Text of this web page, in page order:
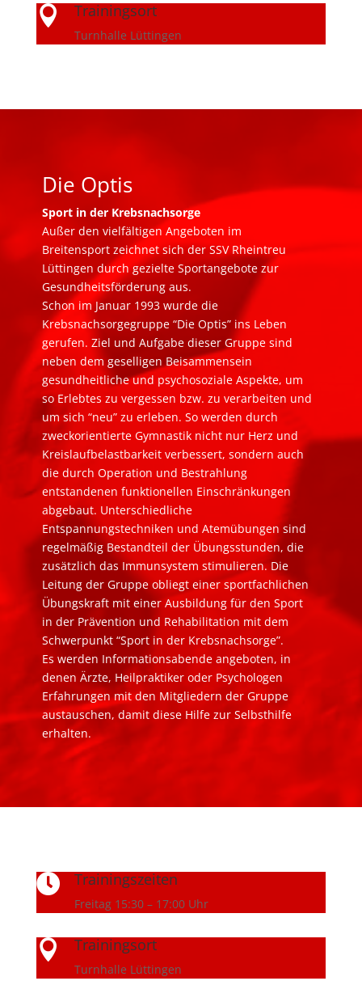
 Trainingsort
Turnhalle Lüttingen
Die Optis
Sport in der Krebsnachsorge
Außer den vielfältigen Angeboten im
Breitensport zeichnet sich der SSV Rheintreu
Lüttingen durch gezielte Sportangebote zur
Gesundheitsförderung aus.
Schon im Januar 1993 wurde die
Krebsnachsorgegruppe “Die Optis” ins Leben
gerufen. Ziel und Aufgabe dieser Gruppe sind
neben dem geselligen Beisammensein
gesundheitliche und psychosoziale Aspekte, um
so Erlebtes zu vergessen bzw. zu verarbeiten und
um sich “neu” zu erleben. So werden durch
zweckorientierte Gymnastik nicht nur Herz und
Kreislaufbelastbarkeit verbessert, sondern auch
die durch Operation und Bestrahlung
entstandenen funktionellen Einschränkungen
abgebaut. Unterschiedliche
Entspannungstechniken und Atemübungen sind
regelmäßig Bestandteil der Übungsstunden, die
zusätzlich das Immunsystem stimulieren. Die
Leitung der Gruppe obliegt einer sportfachlichen
Übungskraft mit einer Ausbildung für den Sport
in der Prävention und Rehabilitation mit dem
Schwerpunkt “Sport in der Krebsnachsorge”.
Es werden Informationsabende angeboten, in
denen Ärzte, Heilpraktiker oder Psychologen
Erfahrungen mit den Mitgliedern der Gruppe
austauschen, damit diese Hilfe zur Selbsthilfe
erhalten.
 Trainingszeiten
Freitag 15:30 – 17:00 Uhr
 Trainingsort
Turnhalle Lüttingen